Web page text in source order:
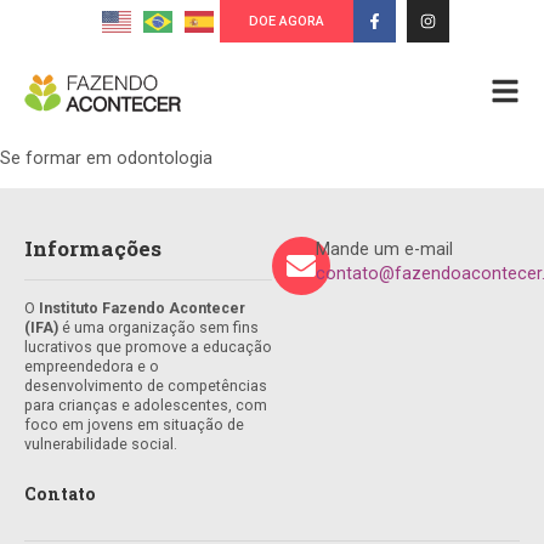
DOE AGORA
Se formar em odontologia
Informações
O Instituto Fazendo Acontecer
(IFA) é uma organização sem fins
lucrativos que promove a educação
empreendedora e o
desenvolvimento de competências
para crianças e adolescentes, com
foco em jovens em situação de
vulnerabilidade social.
Contato
Mande um e-mail